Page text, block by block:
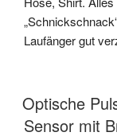
Laufänger gut
Optische
Sensor mit